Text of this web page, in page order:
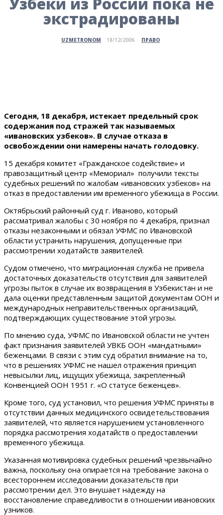
экстрадированы
UZMETRONOM 18/12/2006 ПРАВО
Сегодня, 18 декабря, истекает предельный срок
содержания под стражей так называемых
«ивановских узбеков». В случае отказа в
освобождении они намерены начать голодовку.
15 декабря комитет «Гражданское содействие» и
правозащитный центр «Мемориал» получили тексты
судебных решений по жалобам «ивановских узбеков» на
отказ в предоставлении им временного убежища в России.
Октябрьский районный суд г. Иваново, который
рассматривал жалобы с 30 ноября по 4 декабря, признал
отказы незаконными и обязал УФМС по Ивановской
области устранить нарушения, допущенные при
рассмотрении ходатайств заявителей.
Судом отмечено, что миграционная служба не привела
достаточных доказательств отсутствия для заявителей
угрозы пыток в случае их возвращения в Узбекистан и не
дала оценки представленным защитой документам ООН и
международных неправительственных организаций,
подтверждающих существование этой угрозы.
По мнению суда, УФМС по Ивановской области не учтен
факт признания заявителей УВКБ ООН «мандатными»
беженцами. В связи с этим суд обратил внимание на то,
что в решениях УФМС не нашел отражения принцип
невысылки лиц, ищущих убежища, закрепленный
Конвенцией ООН 1951 г. «О статусе беженцев».
Кроме того, суд установил, что решения УФМС приняты в
отсутствии данных медицинского освидетельствования
заявителей, что является нарушением установленного
порядка рассмотрения ходатайств о предоставлении
временного убежища.
Указанная мотивировка судебных решений чрезвычайно
важна, поскольку она опирается на требование закона о
всестороннем исследовании доказательств при
рассмотрении дел. Это внушает надежду на
восстановление справедливости в отношении ивановских
узников.